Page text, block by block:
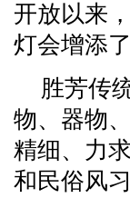
开放以来
灯会增添
胜芳传
物、器物
精细、力
和民俗风